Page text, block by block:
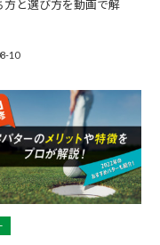
方と選び方を動画で解
10